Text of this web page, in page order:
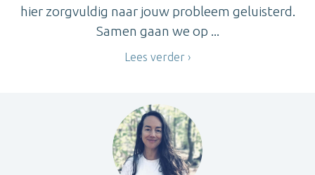
hier zorgvuldig naar jouw probleem geluisterd.
Samen gaan we op ...
Lees verder